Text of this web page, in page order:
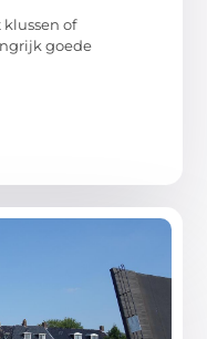
of
goede